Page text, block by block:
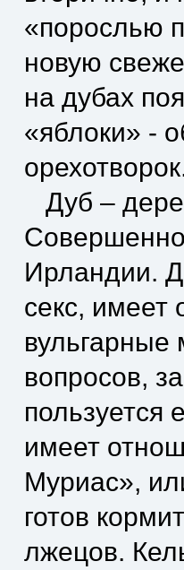
«порослью
новую
на дубах
«яблоки» -
Дуб –
Ирландии.
секс, имеет
вопросов,
пользуется
имеет
Муриас»,
готов
лжецов.